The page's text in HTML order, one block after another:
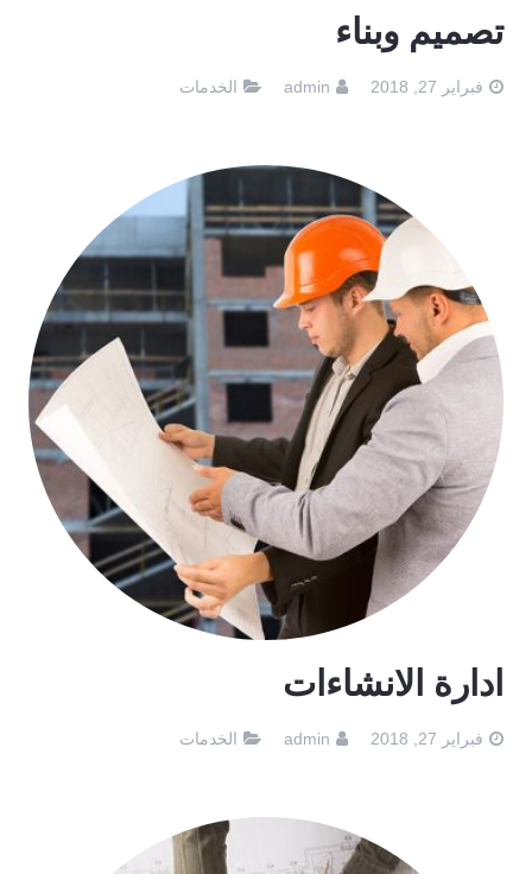
تصميم وبناء
فبراير 27, 2018 admin الخدمات
ادارة الانشاءات
فبراير 27, 2018 admin الخدمات